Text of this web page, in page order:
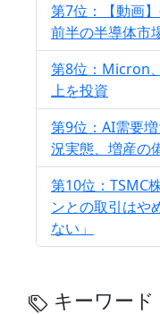
第7位：【動画
前半の半導体市
第8位：Micron
上を投資
第9位：AI需要
況実態、増産の
第10位：TSMC
ンとの取引はや
ない」
キーワード